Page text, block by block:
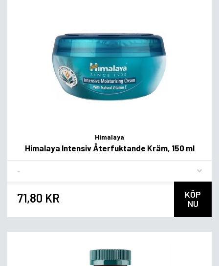
Himalaya
Himalaya Intensiv Återfuktande Kräm, 150 ml
71,80 KR
KÖP
NU